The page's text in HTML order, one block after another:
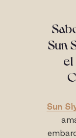
Sun
el
Sun